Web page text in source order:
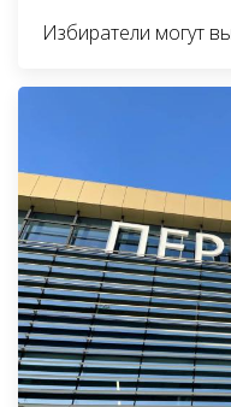
Избиратели могут